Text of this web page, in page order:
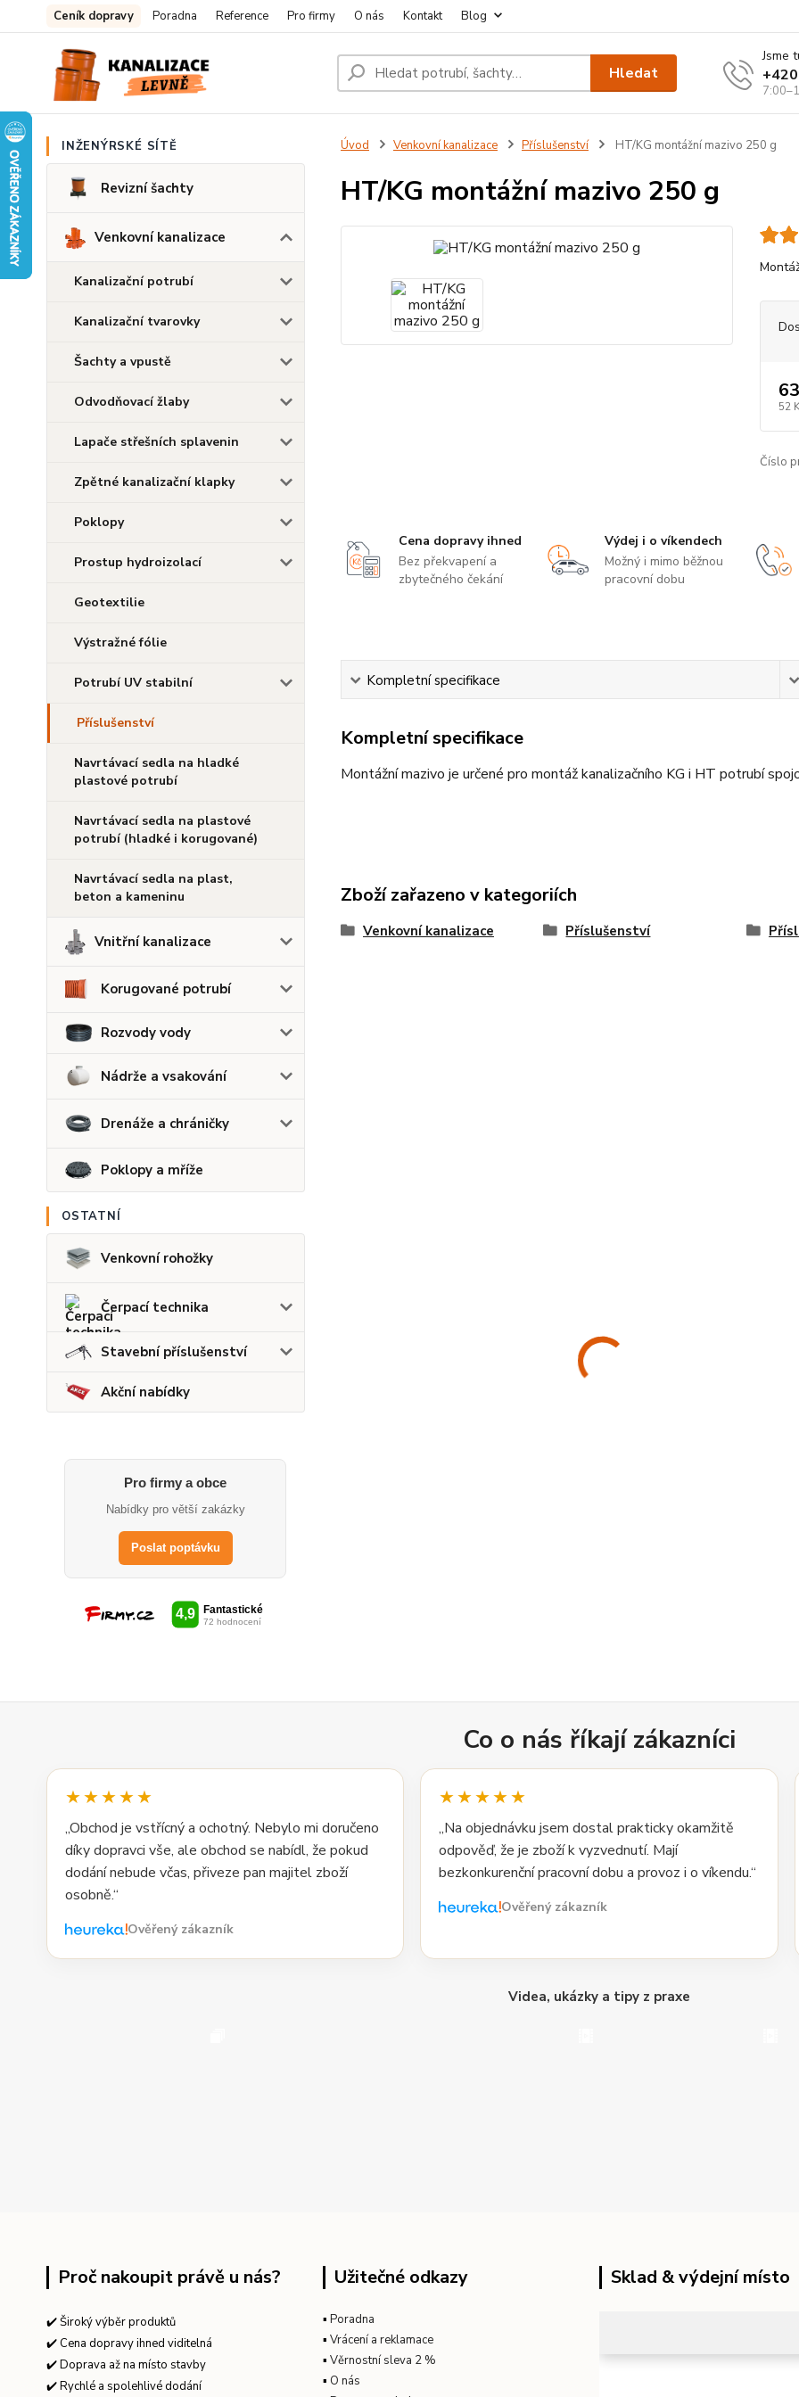
Ceník dopravy Poradna Reference Pro firmy O nás Kontakt Blog
Hledat
Jsme
INŽENÝRSKÉ SÍTĚ
Revizní šachty
Venkovní kanalizace
Kanalizační potrubí
Kanalizační tvarovky
Šachty a vpustě
Odvodňovací žlaby
Lapače střešních splavenin
Zpětné kanalizační klapky
Poklopy
Prostup hydroizolací
Geotextilie
Výstražné fólie
Potrubí UV stabilní
Příslušenství
Navrtávací sedla na hladké
plastové potrubí
Navrtávací sedla na plastové
potrubí (hladké i korugované)
Navrtávací sedla na plast,
beton a kameninu
Vnitřní kanalizace
Korugované potrubí
Rozvody vody
Nádrže a vsakování
Drenáže a chráničky
Poklopy a mříže
OSTATNÍ
Venkovní rohožky
Čerpací technika
Stavební příslušenství
Akční nabídky
Pro firmy a obce
Nabídky pro větší zakázky
Poslat poptávku
Úvod Venkovní kanalizace Příslušenství HT/KG montážní mazivo 250 g
HT/KG montážní mazivo 250 g
52
Číslo
Cena dopravy ihned
Bez překvapení a
zbytečného čekání
Výdej i o víkendech
Možný i mimo běžnou
pracovní dobu
Kompletní specifikace
Kompletní specifikace
Montážní mazivo je určené pro montáž kanalizačního KG i HT potrubí
Zboží zařazeno v kategoriích
Venkovní kanalizace Příslušenství
Co o nás říkají zákazníci
★★★★★
„Obchod je vstřícný a ochotný. Nebylo mi doručeno
díky dopravci vše, ale obchod se nabídl, že pokud
dodání nebude včas, přiveze pan majitel zboží
osobně.“
Ověřený zákazník
★★★★★
„Na objednávku jsem dostal prakticky okamžitě
odpověď, že je zboží k vyzvednutí. Mají
bezkonkurenční pracovní dobu a provoz i o víkendu.“
Ověřený zákazník
Videa, ukázky a tipy z praxe
Proč nakoupit právě u nás?
✔️ Široký výběr produktů
✔️ Cena dopravy ihned viditelná
✔️ Doprava až na místo stavby
✔️ Rychlé a spolehlivé dodání
Užitečné odkazy
▪ Poradna
▪ Vrácení a reklamace
▪ Věrnostní sleva 2 %
▪ O nás
Sklad & výdejní místo